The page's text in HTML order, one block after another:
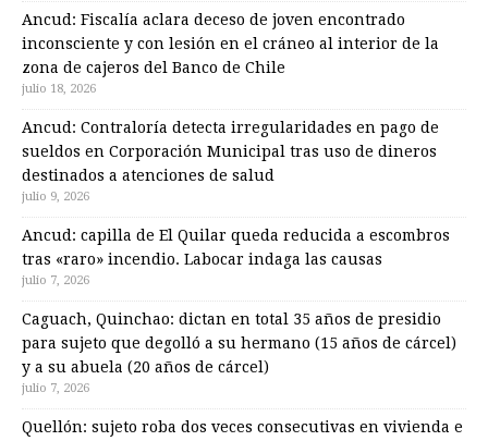
Ancud: Fiscalía aclara deceso de joven encontrado
inconsciente y con lesión en el cráneo al interior de la
zona de cajeros del Banco de Chile
julio 18, 2026
Ancud: Contraloría detecta irregularidades en pago de
sueldos en Corporación Municipal tras uso de dineros
destinados a atenciones de salud
julio 9, 2026
Ancud: capilla de El Quilar queda reducida a escombros
tras «raro» incendio. Labocar indaga las causas
julio 7, 2026
Caguach, Quinchao: dictan en total 35 años de presidio
para sujeto que degolló a su hermano (15 años de cárcel)
y a su abuela (20 años de cárcel)
julio 7, 2026
Quellón: sujeto roba dos veces consecutivas en vivienda e